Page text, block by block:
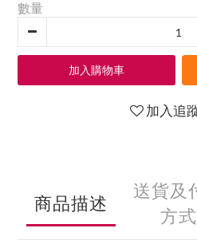
數量
加入購物車
加入追
商品描述
送貨及
方式